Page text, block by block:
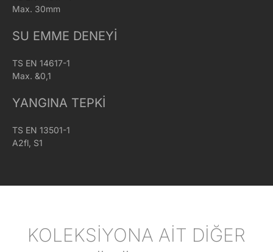
Max. 30mm
SU EMME DENEYI
TS EN 14617-1
Max. &0,1
YANGINA TEPKI
TS EN 13501-1
A2fl, S1
KOLEKSİYONA AİT DİĞER